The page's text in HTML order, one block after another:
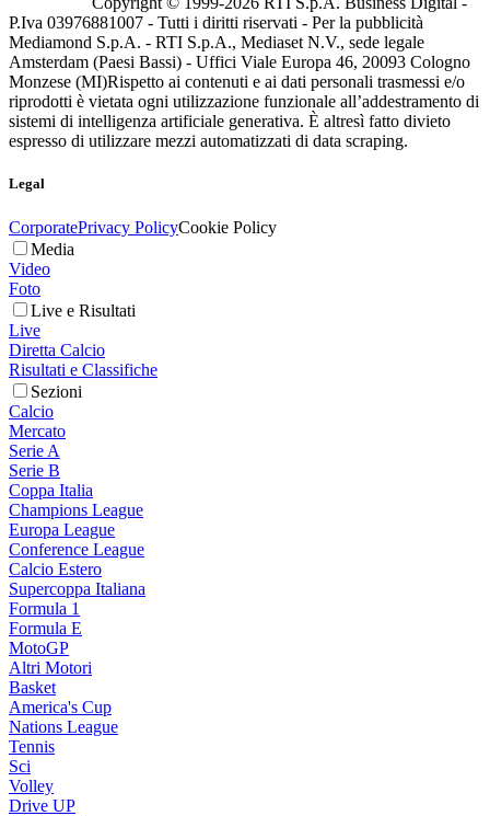
P.Iva 03976881007 - Tutti i diritti riservati - Per la pubblicità
Mediamond S.p.A. - RTI S.p.A., Mediaset N.V., sede legale
Amsterdam (Paesi Bassi) - Uffici Viale Europa 46, 20093 Cologno
Monzese (MI)Rispetto ai contenuti e ai dati personali trasmessi e/o
riprodotti è vietata ogni utilizzazione funzionale all’addestramento di
sistemi di intelligenza artificiale generativa. È altresì fatto divieto
espresso di utilizzare mezzi automatizzati di data scraping.
Legal
CorporatePrivacy PolicyCookie Policy
Media
Video
Foto
Live e Risultati
Live
Diretta Calcio
Risultati e Classifiche
Sezioni
Calcio
Mercato
Serie A
Serie B
Coppa Italia
Champions League
Europa League
Conference League
Calcio Estero
Supercoppa Italiana
Formula 1
Formula E
MotoGP
Altri Motori
Basket
America's Cup
Nations League
Tennis
Sci
Volley
Drive UP